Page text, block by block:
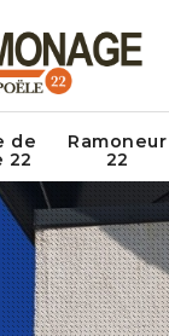
de
22
Ramoneur
22